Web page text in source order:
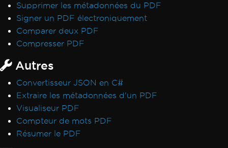
Supprimer les métadonnées du PDF
Signer un PDF électroniquement
Comparer deux PDF
Compresser PDF
Autres
Convertisseur JSON en C#
Extraire les métadonnées d'un PDF
Visualiseur PDF
Compteur de mots PDF
Résumer le PDF